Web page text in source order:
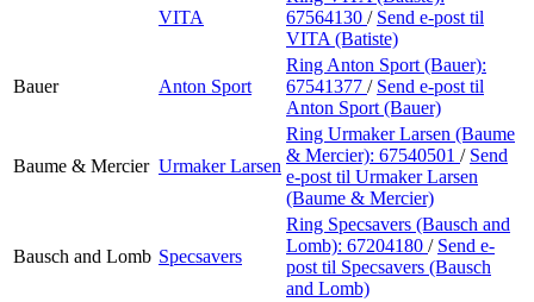
VITA
67564130 / Send e-post til
VITA (Batiste)
Bauer Anton Sport
Ring Anton Sport (Bauer):
67541377 / Send e-post til
Anton Sport (Bauer)
Baume & Mercier Urmaker Larsen
Ring Urmaker Larsen (Baume
& Mercier): 67540501 / Send
e-post til Urmaker Larsen
(Baume & Mercier)
Bausch and Lomb Specsavers
Ring Specsavers (Bausch and
Lomb): 67204180 / Send e-
post til Specsavers (Bausch
and Lomb)